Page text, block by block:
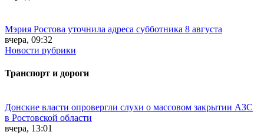
Мэрия Ростова уточнила адреса субботника 8 августа
вчера, 09:32
Новости рубрики
Транспорт и дороги
Донские власти опровергли слухи о массовом закрытии АЗС
в Ростовской области
вчера, 13:01